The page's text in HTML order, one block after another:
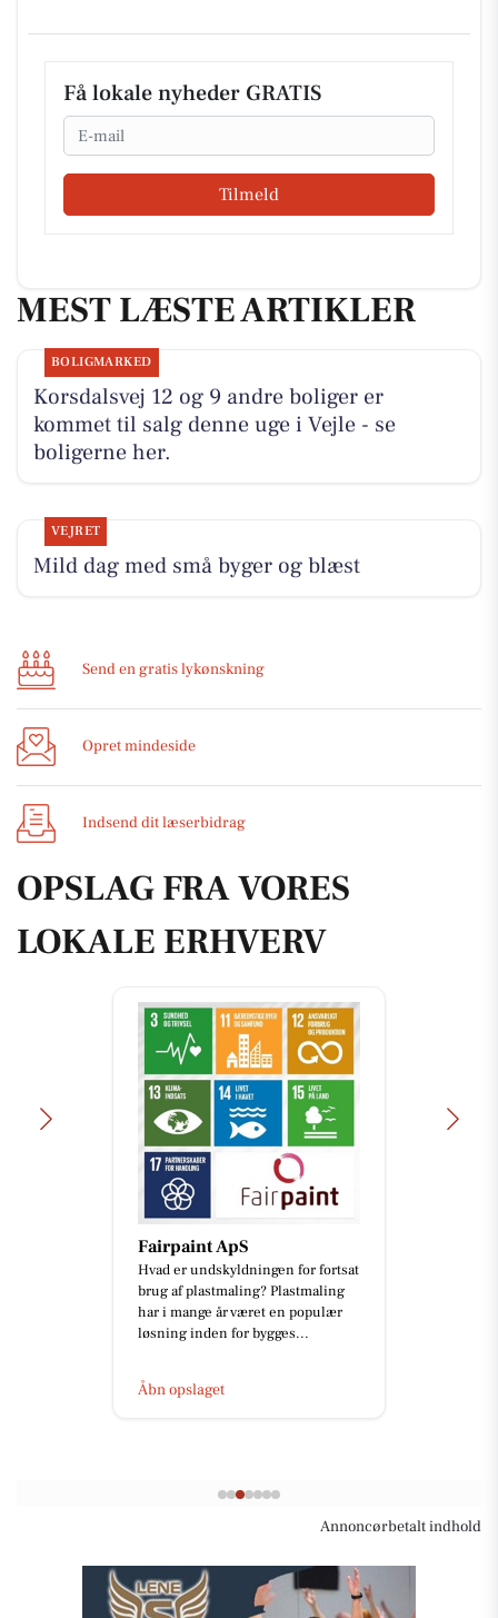
Få lokale nyheder GRATIS
Email
Tilmeld
MEST LÆSTE ARTIKLER
BOLIGMARKED
Korsdalsvej 12 og 9 andre boliger er
kommet til salg denne uge i Vejle - se
boligerne her.
VEJRET
Mild dag med små byger og blæst
Send en gratis lykønskning
Opret mindeside
Indsend dit læserbidrag
OPSLAG FRA VORES
LOKALE ERHVERV
Fairpaint ApS
Hvad er undskyldningen for fortsat
brug af plastmaling? Plastmaling
har i mange år været en populær
løsning inden for bygges...
Åbn opslaget
Annoncørbetalt indhold